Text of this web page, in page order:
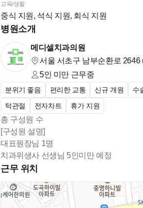
교육/생활
중식 지원, 석식 지원, 회식 지원
병원소개
메디셀치과의원
서울 서초구 남부순환로
5인 미만 근무중
분위기 좋음 편리한 교통 신규 개원 수
턱관절
전자차트 휴가 지원
총 구성원 수
[구성원 설명]
대표원장님 1명
치과위생사 선생님 5인미만 예정
근무 위치